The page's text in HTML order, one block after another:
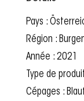
Pays :
Région :
Année : 2021
Type de
Cépages :